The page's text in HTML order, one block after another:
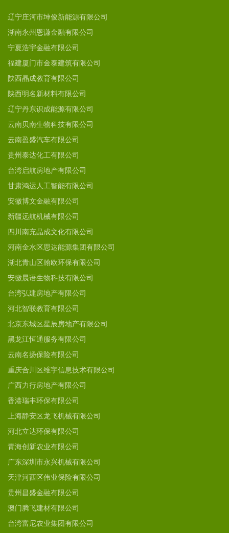
辽宁庄河市坤俊新能源有限公司
湖南永州恩谦金融有限公司
宁夏浩宇金融有限公司
福建厦门市金泰建筑有限公司
陕西晶成教育有限公司
陕西明名新材料有限公司
辽宁丹东识成能源有限公司
云南贝南生物科技有限公司
云南盈盛汽车有限公司
贵州泰达化工有限公司
台湾启航房地产有限公司
甘肃鸿运人工智能有限公司
安徽博文金融有限公司
新疆远航机械有限公司
四川南充晶成文化有限公司
河南金水区思达能源集团有限公司
湖北青山区翰欧环保有限公司
安徽晨语生物科技有限公司
台湾弘建房地产有限公司
河北智联教育有限公司
北京东城区星辰房地产有限公司
黑龙江恒通服务有限公司
云南名扬保险有限公司
重庆合川区维宇信息技术有限公司
广西力行房地产有限公司
香港瑞丰环保有限公司
上海静安区龙飞机械有限公司
河北立达环保有限公司
青海创新农业有限公司
广东深圳市永兴机械有限公司
天津河西区伟业保险有限公司
贵州昌盛金融有限公司
澳门腾飞建材有限公司
台湾富尼农业集团有限公司